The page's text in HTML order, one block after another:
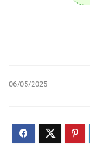
06/05/2025